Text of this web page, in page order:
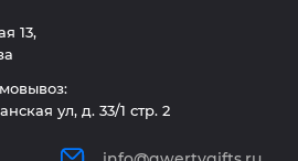
13,
ул, д. 33/1 стр. 2